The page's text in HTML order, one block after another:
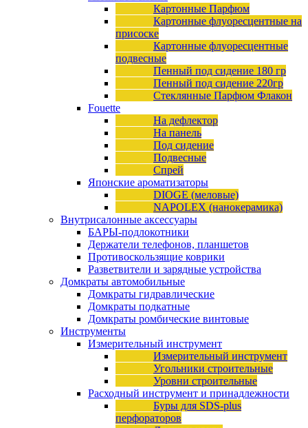
Картонные Парфюм
Картонные флуоресцентные на
присоске
Картонные флуоресцентные
подвесные
Пенный под сидение 180 гр
Пенный под сидение 220гр
Стеклянные Парфюм Флакон
Fouette
На дефлектор
На панель
Под сидение
Подвесные
Спрей
Японские ароматизаторы
DIOGE (меловые)
NAPOLEX (нанокерамика)
Внутрисалонные аксессуары
БАРЫ-подлокотники
Держатели телефонов, планшетов
Противоскользящие коврики
Разветвители и зарядные устройства
Домкраты автомобильные
Домкраты гидравлические
Домкраты подкатные
Домкраты ромбические винтовые
Инструменты
Измерительный инструмент
Измерительный инструмент
Угольники строительные
Уровни строительные
Расходный инструмент и принадлежности
Буры для SDS-plus
перфораторов